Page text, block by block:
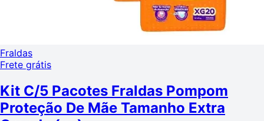
Fraldas
Frete grátis
Kit C/5 Pacotes Fraldas Pompom
Proteção De Mãe Tamanho Extra